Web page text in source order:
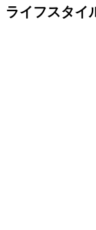
ライフスタイ